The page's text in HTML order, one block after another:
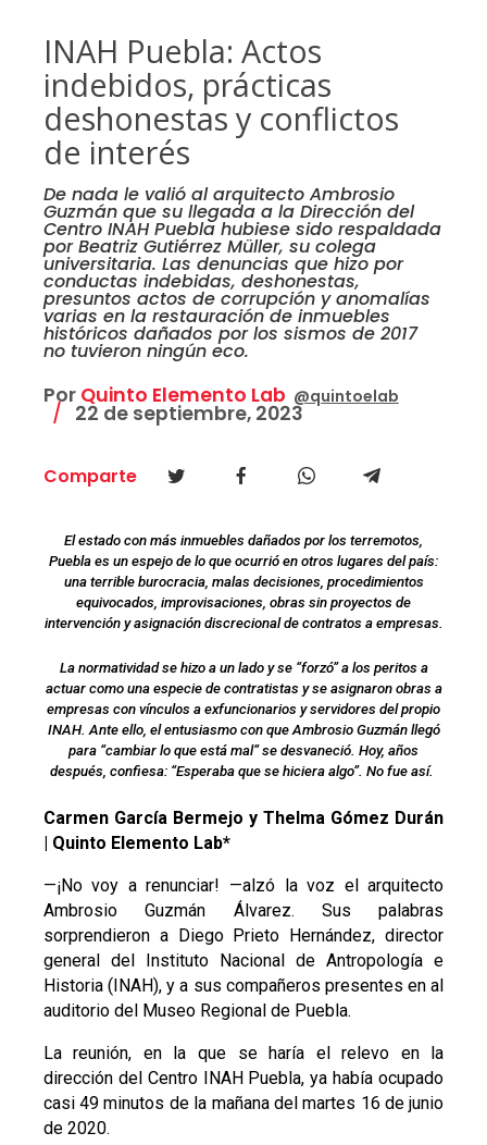
INAH Puebla: Actos
indebidos, prácticas
deshonestas y conflictos
de interés
De nada le valió al arquitecto Ambrosio
Guzmán que su llegada a la Dirección del
Centro INAH Puebla hubiese sido respaldada
por Beatriz Gutiérrez Müller, su colega
universitaria. Las denuncias que hizo por
conductas indebidas, deshonestas,
presuntos actos de corrupción y anomalías
varias en la restauración de inmuebles
históricos dañados por los sismos de 2017
no tuvieron ningún eco.
Por Quinto Elemento Lab @quintoelab
22 de septiembre, 2023
Comparte
El estado con más inmuebles dañados por los terremotos,
Puebla es un espejo de lo que ocurrió en otros lugares del país:
una terrible burocracia, malas decisiones, procedimientos
equivocados, improvisaciones, obras sin proyectos de
intervención y asignación discrecional de contratos a empresas.
La normatividad se hizo a un lado y se “forzó” a los peritos a
actuar como una especie de contratistas y se asignaron obras a
empresas con vínculos a exfuncionarios y servidores del propio
INAH. Ante ello, el entusiasmo con que Ambrosio Guzmán llegó
para “cambiar lo que está mal” se desvaneció. Hoy, años
después, confiesa: “Esperaba que se hiciera algo”. No fue así.
Carmen García Bermejo y Thelma Gómez Durán
| Quinto Elemento Lab*
—¡No voy a renunciar! —alzó la voz el arquitecto
Ambrosio Guzmán Álvarez. Sus palabras
sorprendieron a Diego Prieto Hernández, director
general del Instituto Nacional de Antropología e
Historia (INAH), y a sus compañeros presentes en al
auditorio del Museo Regional de Puebla.
La reunión, en la que se haría el relevo en la
dirección del Centro INAH Puebla, ya había ocupado
casi 49 minutos de la mañana del martes 16 de junio
de 2020.